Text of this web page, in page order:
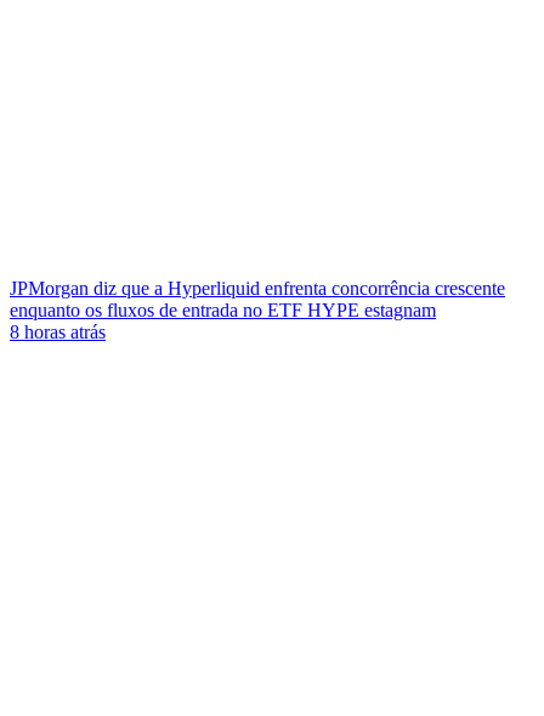
JPMorgan diz que a Hyperliquid enfrenta concorrência crescente
enquanto os fluxos de entrada no ETF HYPE estagnam
8 horas atrás